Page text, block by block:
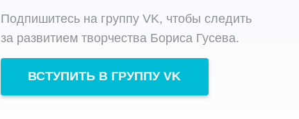
Подпишитесь на группу VK, чтобы следить
за развитием творчества Бориса Гусева.
ВСТУПИТЬ В ГРУППУ VK